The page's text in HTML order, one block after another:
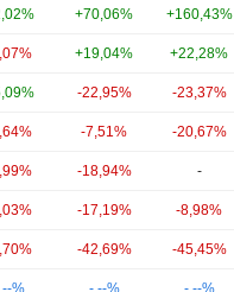
+70,06% +160,43%
+19,04% +22,28%
-22,95% -23,37%
-7,51% -20,67%
-18,94% -
-17,19% -8,98%
-42,69% -45,45%